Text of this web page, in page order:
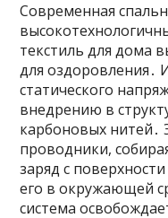
Современная
текстиль для дома
для оздоровления․
статического
внедрению в
карбоновых нитей․
проводники,
заряд с
его в окружающей
система